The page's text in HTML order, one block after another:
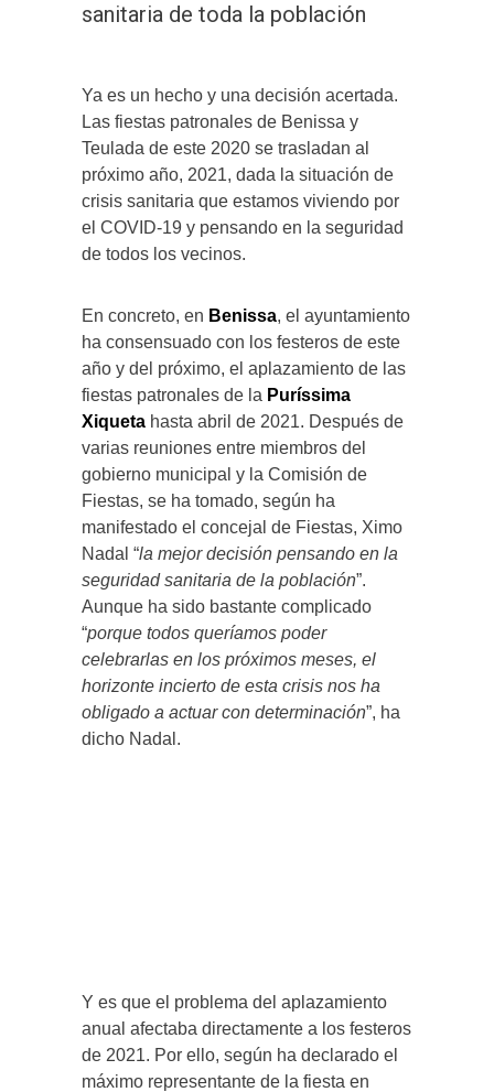
sanitaria de toda la población
Ya es un hecho y una decisión acertada.
Las fiestas patronales de Benissa y
Teulada de este 2020 se trasladan al
próximo año, 2021, dada la situación de
crisis sanitaria que estamos viviendo por
el COVID-19 y pensando en la seguridad
de todos los vecinos.
En concreto, en Benissa, el ayuntamiento
ha consensuado con los festeros de este
año y del próximo, el aplazamiento de las
fiestas patronales de la Puríssima
Xiqueta hasta abril de 2021. Después de
varias reuniones entre miembros del
gobierno municipal y la Comisión de
Fiestas, se ha tomado, según ha
manifestado el concejal de Fiestas, Ximo
Nadal “la mejor decisión pensando en la
seguridad sanitaria de la población”.
Aunque ha sido bastante complicado
“porque todos queríamos poder
celebrarlas en los próximos meses, el
horizonte incierto de esta crisis nos ha
obligado a actuar con determinación”, ha
dicho Nadal.
Y es que el problema del aplazamiento
anual afectaba directamente a los festeros
de 2021. Por ello, según ha declarado el
máximo representante de la fiesta en